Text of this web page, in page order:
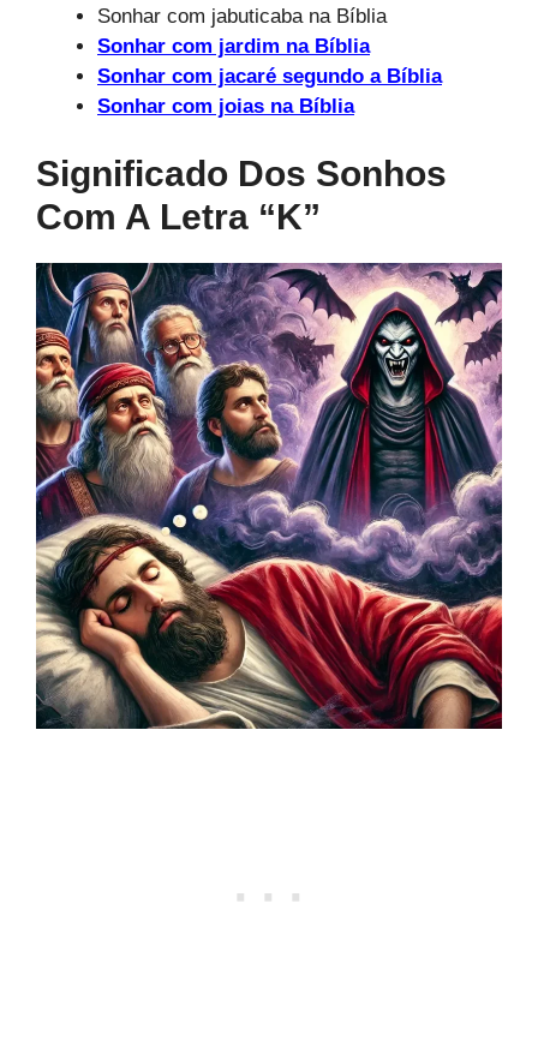
Sonhar com jabuticaba na Bíblia
Sonhar com jardim na Bíblia
Sonhar com jacaré segundo a Bíblia
Sonhar com joias na Bíblia
Significado Dos Sonhos
Com A Letra “k”